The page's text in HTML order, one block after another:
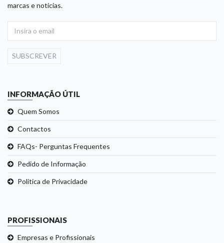
marcas e noticias.
SUBSCREVER
INFORMAÇÃO ÚTIL
Quem Somos
Contactos
FAQs- Perguntas Frequentes
Pedido de Informação
Politica de Privacidade
PROFISSIONAIS
Empresas e Profissionais